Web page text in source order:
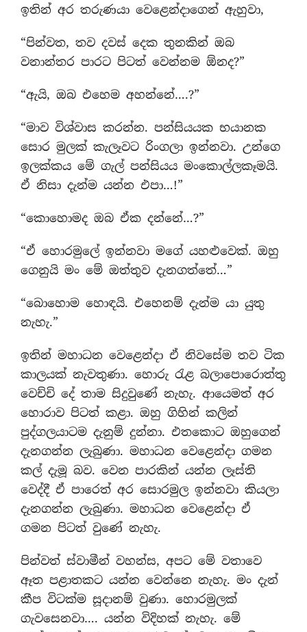
ඉතින් අර තරුණයා වෙළෙන්දාගෙන් ඇහුවා,
“පින්වත, තව දවස් දෙක තුනකින් ඔබ
වනාන්තර පාරට පිටත් වෙන්නම ඕනද?”
“ඇයි, ඔබ එහෙම අහන්නේ….?”
“මාව විශ්වාස කරන්න. පන්සියයක භයානක
සොර මුලක් කැලෑවට රිංගලා ඉන්නවා. උන්ගෙ
ඉලක්කය මේ ගැල් පන්සියය මංකොල්ලකෑමයි.
ඒ නිසා දැන්ම යන්න එපා…!”
“කොහොමද ඔබ ඒක දන්නේ…?”
“ඒ හොරමුලේ ඉන්නවා මගේ යහළුවෙක්. ඔහු
ගෙනුයි මං මේ ඔත්තුව දැනගත්තේ…”
“බොහොම හොඳයි. එහෙනම් දැන්ම යා යුතු
නැහැ.”
ඉතින් මහාධන වෙළෙන්දා ඒ නිවසේම තව ටික
කාලයක් නැවතුණා. හොරු රැළ බලාපොරොත්තු
වෙච්චි දේ තාම සිදුවුණේ නැහැ. ආයෙමත් අර
හොරාව පිටත් කළා. ඔහු ගිහින් කලින්
පුද්ගලයාටම දැනුම් දුන්නා. එතකොට ඔහුගෙන්
දැනගන්න ලැබුණා. මහාධන වෙළෙන්දා ගමන
කල් දැමූ බව. වෙන පාරකින් යන්න ලෑස්ති
වෙද්දී ඒ පාරෙත් අර සොරමුල ඉන්නවා කියලා
දැනගන්න ලැබුණා. මහාධන වෙළෙන්දා ඒ
ගමන පිටත් වුණේ නැහැ.
පින්වත් ස්වාමීන් වහන්ස, අපට මේ වතාවෙ
ඈත පළාතකට යන්න වෙන්නෙ නැහැ. මං දැන්
කීප විටක්ම සූදානම් වුණා. හොරමුලක්
ගැවසෙනවා…. යන්න විදිහක් නැහැ. මේ